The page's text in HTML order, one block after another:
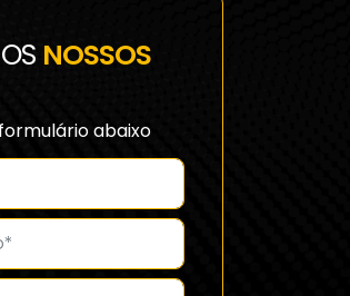
NOSSOS
abaixo